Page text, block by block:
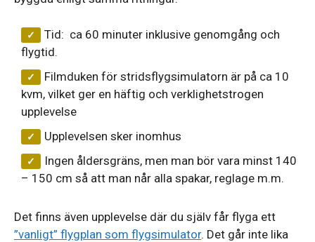
Tid: ca 60 minuter inklusive genomgång och
flygtid.
Filmduken för stridsflygsimulatorn är på ca 10
kvm, vilket ger en häftig och verklighetstrogen
upplevelse
Upplevelsen sker inomhus
Ingen åldersgräns, men man bör vara minst 140
– 150 cm så att man når alla spakar, reglage m.m.
Det finns även upplevelse där du själv får flyga ett
”vanligt” flygplan som flygsimulator. Det går inte lika